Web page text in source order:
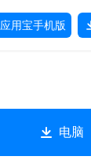
应用宝手机版
电脑